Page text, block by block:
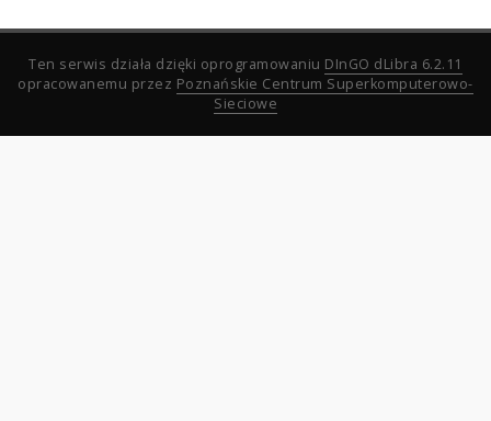
Ten serwis działa dzięki oprogramowaniu DInGO dLibra 6.2.11
opracowanemu przez Poznańskie Centrum Superkomputerowo-
Sieciowe